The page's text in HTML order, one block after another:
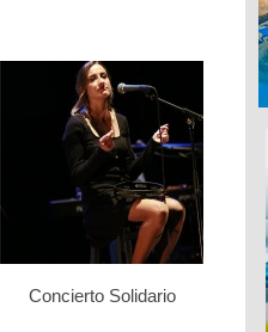
Concierto Solidario